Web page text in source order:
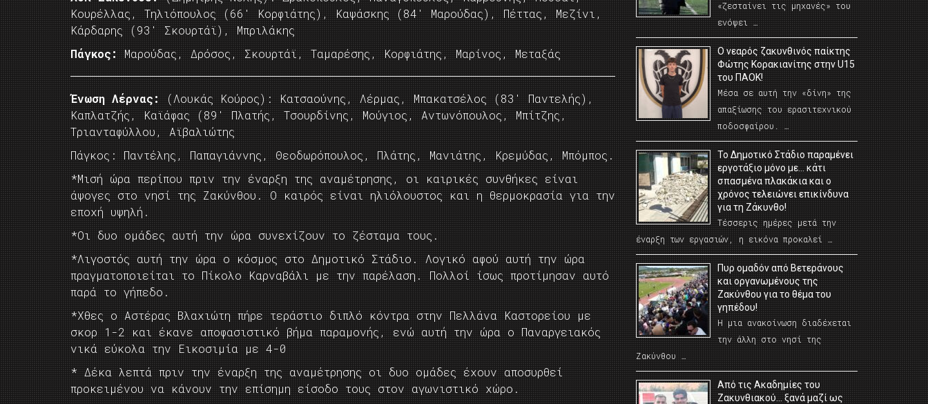
Κουρέλλας, Τηλιόπουλος (66′ Κορφιάτης), Καψάσκης (84′ Μαρούδας), Πέττας, Μεζίνι,
Κάρδαρης (93′ Σκουρτάϊ), Μπριλάκης
Πάγκος:
Μαρούδας, Δρόσος, Σκουρτάϊ, Ταμαρέσης, Κορφιάτης, Μαρίνος, Μεταξάς
Ένωση Λέρνας:
(Λουκάς Κούρος): Κατσαούνης, Λέρμας, Μπακατσέλος (83′ Παντελής),
Καπλατζής, Καϊάφας (89′ Πλατής, Τσουρδίνης, Μούγιος, Αντωνόπουλος, Μπίτζης,
Τριανταφύλλου, Αϊβαλιώτης
Πάγκος: Παντέλης, Παπαγιάννης, Θεοδωρόπουλος, Πλάτης, Μανιάτης, Κρεμύδας, Μπόμπος.
*Μισή ώρα περίπου πριν την έναρξη της αναμέτρησης, οι καιρικές συνθήκες είναι
άψογες στο νησί της Ζακύνθου. Ο καιρός είναι ηλιόλουστος και η θερμοκρασία για την
εποχή υψηλή.
*Οι δυο ομάδες αυτή την ώρα συνεχίζουν το ζέσταμα τους.
*Λιγοστός αυτή την ώρα ο κόσμος στο Δημοτικό Στάδιο. Λογικό αφού αυτή την ώρα
πραγματοποιείται το Πίκολο Καρναβάλι με την παρέλαση. Πολλοί ίσως προτίμησαν αυτό
παρά το γήπεδο.
*Χθες ο Αστέρας Βλαχιώτη πήρε τεράστιο διπλό κόντρα στην Πελλάνα Καστορείου με
σκορ 1-2 και έκανε αποφασιστικό βήμα παραμονής, ενώ αυτή την ώρα ο Παναργειακός
νικά εύκολα την Εικοσιμία με 4-0
* Δέκα λεπτά πριν την έναρξη της αναμέτρησης οι δυο ομάδες έχουν αποσυρθεί
προκειμένου να κάνουν την επίσημη είσοδο τους στον αγωνιστικό χώρο.
«ζεσταίνει τις μηχανές» του
ενόψει …
O νεαρός ζακυνθινός παίκτης
Φώτης Κορακιανίτης στην U15
του ΠΑΟΚ!
Μέσα σε αυτή την «δίνη» της
απαξίωσης του ερασιτεχνικού
ποδοσφαίρου. …
Το Δημοτικό Στάδιο παραμένει
εργοτάξιο μόνο με… κάτι
σπασμένα πλακάκια και ο
χρόνος τελειώνει επικίνδυνα
για τη Ζάκυνθο!
Τέσσερις ημέρες μετά την
έναρξη των εργασιών, η εικόνα προκαλεί …
Πυρ ομαδόν από Βετεράνους
και οργανωμένους της
Ζακύνθου για το θέμα του
γηπέδου!
Η μια ανακοίνωση διαδέχεται
την άλλη στο νησί της
Ζακύνθου …
Από τις Ακαδημίες του
Ζακυνθιακού… ξανά μαζί ως